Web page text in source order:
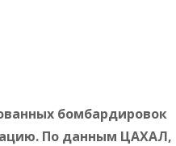
бомбардировок
По данным ЦАХАЛ,